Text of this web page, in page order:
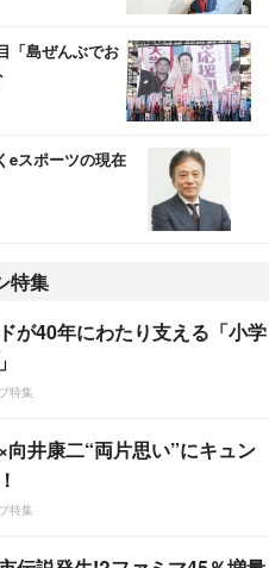
「島ぜんぶでお
eスポーツの現在
特集
が40年にわたり支える「小学
特集
向井康二“両片思い”にキュン
特集